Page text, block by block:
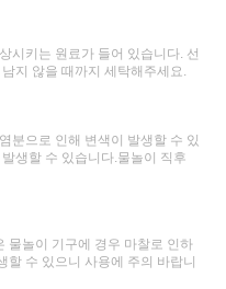
시키는 원료가 들어 있습니다. 선
지 않을 때까지 세탁해주세요.
분으로 인해 변색이 발생할 수 있
생할 수 있습니다.물놀이 직후
물놀이 기구에 경우 마찰로 인하
할 수 있으니 사용에 주의 바랍니